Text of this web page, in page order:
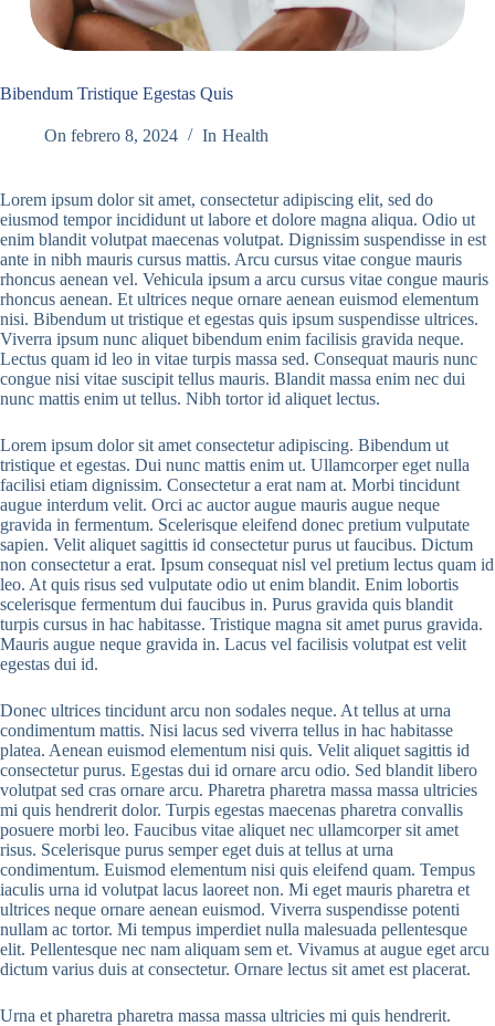
Bibendum Tristique Egestas Quis
On febrero 8, 2024 In Health
Lorem ipsum dolor sit amet, consectetur adipiscing elit, sed do
eiusmod tempor incididunt ut labore et dolore magna aliqua. Odio ut
enim blandit volutpat maecenas volutpat. Dignissim suspendisse in est
ante in nibh mauris cursus mattis. Arcu cursus vitae congue mauris
rhoncus aenean vel. Vehicula ipsum a arcu cursus vitae congue mauris
rhoncus aenean. Et ultrices neque ornare aenean euismod elementum
nisi. Bibendum ut tristique et egestas quis ipsum suspendisse ultrices.
Viverra ipsum nunc aliquet bibendum enim facilisis gravida neque.
Lectus quam id leo in vitae turpis massa sed. Consequat mauris nunc
congue nisi vitae suscipit tellus mauris. Blandit massa enim nec dui
nunc mattis enim ut tellus. Nibh tortor id aliquet lectus.
Lorem ipsum dolor sit amet consectetur adipiscing. Bibendum ut
tristique et egestas. Dui nunc mattis enim ut. Ullamcorper eget nulla
facilisi etiam dignissim. Consectetur a erat nam at. Morbi tincidunt
augue interdum velit. Orci ac auctor augue mauris augue neque
gravida in fermentum. Scelerisque eleifend donec pretium vulputate
sapien. Velit aliquet sagittis id consectetur purus ut faucibus. Dictum
non consectetur a erat. Ipsum consequat nisl vel pretium lectus quam id
leo. At quis risus sed vulputate odio ut enim blandit. Enim lobortis
scelerisque fermentum dui faucibus in. Purus gravida quis blandit
turpis cursus in hac habitasse. Tristique magna sit amet purus gravida.
Mauris augue neque gravida in. Lacus vel facilisis volutpat est velit
egestas dui id.
Donec ultrices tincidunt arcu non sodales neque. At tellus at urna
condimentum mattis. Nisi lacus sed viverra tellus in hac habitasse
platea. Aenean euismod elementum nisi quis. Velit aliquet sagittis id
consectetur purus. Egestas dui id ornare arcu odio. Sed blandit libero
volutpat sed cras ornare arcu. Pharetra pharetra massa massa ultricies
mi quis hendrerit dolor. Turpis egestas maecenas pharetra convallis
posuere morbi leo. Faucibus vitae aliquet nec ullamcorper sit amet
risus. Scelerisque purus semper eget duis at tellus at urna
condimentum. Euismod elementum nisi quis eleifend quam. Tempus
iaculis urna id volutpat lacus laoreet non. Mi eget mauris pharetra et
ultrices neque ornare aenean euismod. Viverra suspendisse potenti
nullam ac tortor. Mi tempus imperdiet nulla malesuada pellentesque
elit. Pellentesque nec nam aliquam sem et. Vivamus at augue eget arcu
dictum varius duis at consectetur. Ornare lectus sit amet est placerat.
Urna et pharetra pharetra massa massa ultricies mi quis hendrerit.